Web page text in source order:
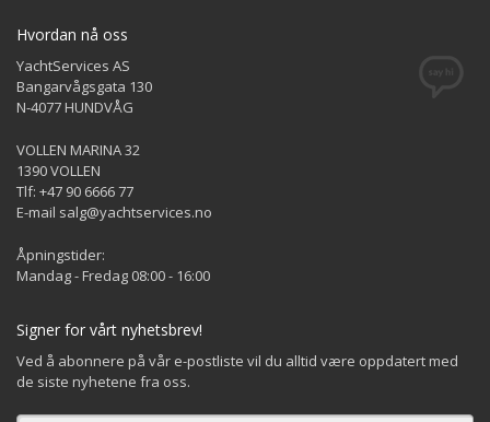
Hvordan nå oss
YachtServices AS
Bangarvågsgata 130
N-4077 HUNDVÅG
VOLLEN MARINA 32
1390 VOLLEN
Tlf: +47 90 6666 77
E-mail salg@yachtservices.no
Åpningstider:
Mandag - Fredag 08:00 - 16:00
Signer for vårt nyhetsbrev!
Ved å abonnere på vår e-postliste vil du alltid være oppdatert med
de siste nyhetene fra oss.